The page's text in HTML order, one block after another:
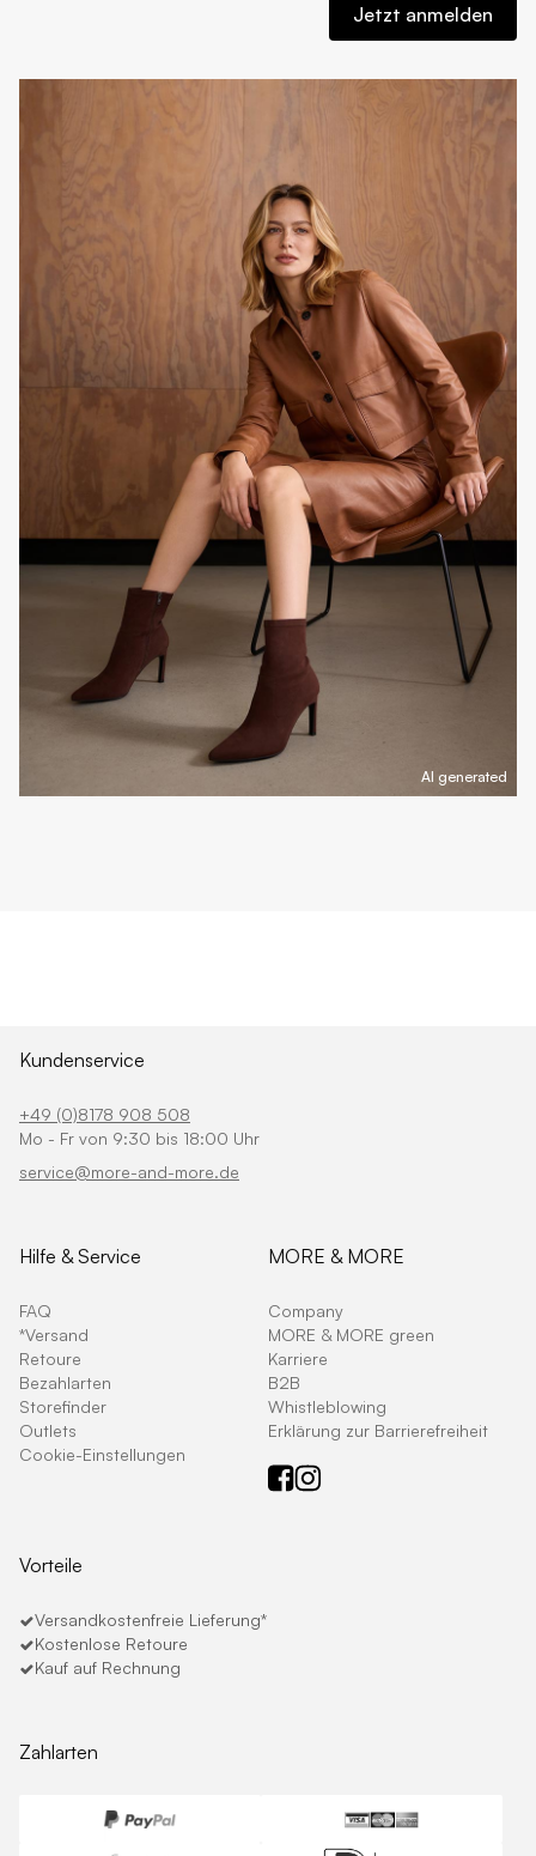
Jetzt anmelden
AI generated
Kundenservice
+49 (0)8178 908 508
Mo - Fr von 9:30 bis 18:00 Uhr
service@more-and-more.de
Hilfe & Service
FAQ
*Versand
Retoure
Bezahlarten
Storefinder
Outlets
Cookie-Einstellungen
MORE & MORE
Company
MORE & MORE green
Karriere
B2B
Whistleblowing
Erklärung zur Barrierefreiheit
Vorteile
Versandkostenfreie Lieferung*
Kostenlose Retoure
Kauf auf Rechnung
Zahlarten